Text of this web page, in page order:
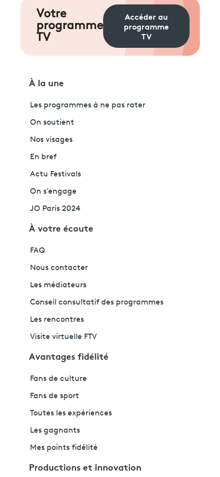
Votre
programme
TV
Accéder au
programme
TV
À la une
Les programmes à ne pas rater
On soutient
Nos visages
En bref
Actu Festivals
On s'engage
JO Paris 2024
À votre écoute
FAQ
Nous contacter
Les médiateurs
Conseil consultatif des programmes
Les rencontres
Visite virtuelle FTV
Avantages fidélité
Fans de culture
Fans de sport
Toutes les expériences
Les gagnants
Mes points fidélité
Productions et innovation